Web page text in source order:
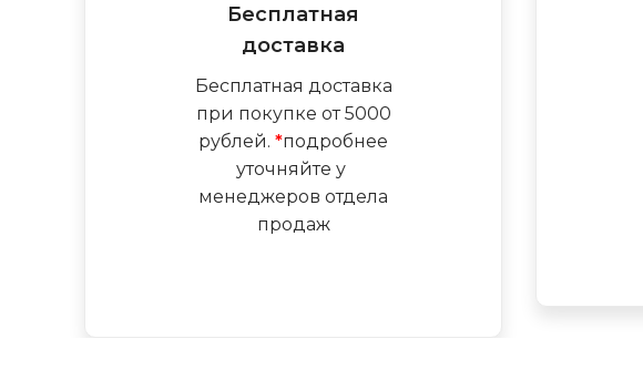
Бесплатная
доставка
Бесплатная доставка
при покупке от 5000
рублей.*подробнее
уточняйте у
менеджеров отдела
продаж